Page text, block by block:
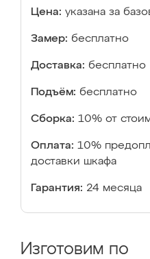
Цена: указана за
Замер: бесплатно
Доставка: бесплатно
Подъём: бесплатно
Сборка: 10% от
Оплата: 10%
доставки шкафа
Гарантия: 24 месяца
Изготовим по